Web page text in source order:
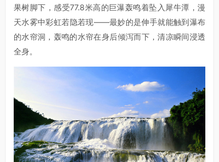
果树脚下，感受77.8米高的巨瀑轰鸣着坠入犀牛潭，漫
天水雾中彩虹若隐若现——最妙的是伸手就能触到瀑布
的水帘洞，轰鸣的水帘在身后倾泻而下，清凉瞬间浸透
全身。